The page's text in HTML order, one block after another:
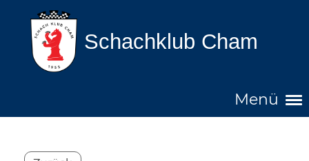
Schachklub Cham
Menü